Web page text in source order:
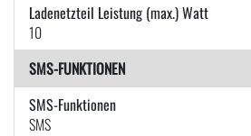
Ladenetzteil Leistung (max.) Watt
10
SMS-FUNKTIONEN
SMS-Funktionen
SMS